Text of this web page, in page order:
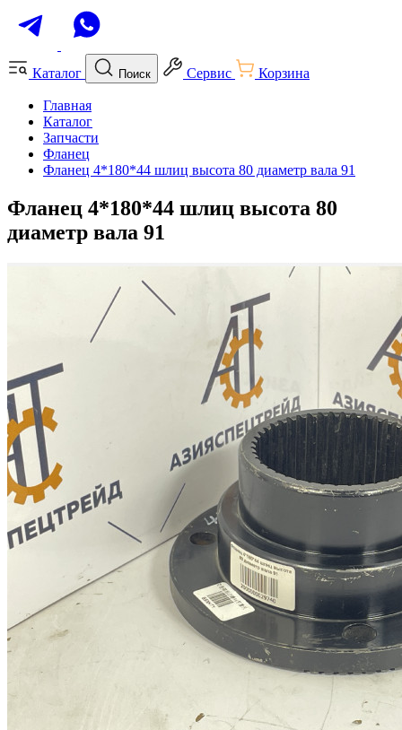
Каталог Поиск Сервис Корзина
Главная
Каталог
Запчасти
Фланец
Фланец 4*180*44 шлиц высота 80 диаметр вала 91
Фланец 4*180*44 шлиц высота 80
диаметр вала 91